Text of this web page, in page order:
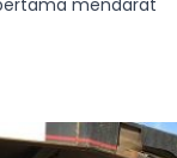
mendarat